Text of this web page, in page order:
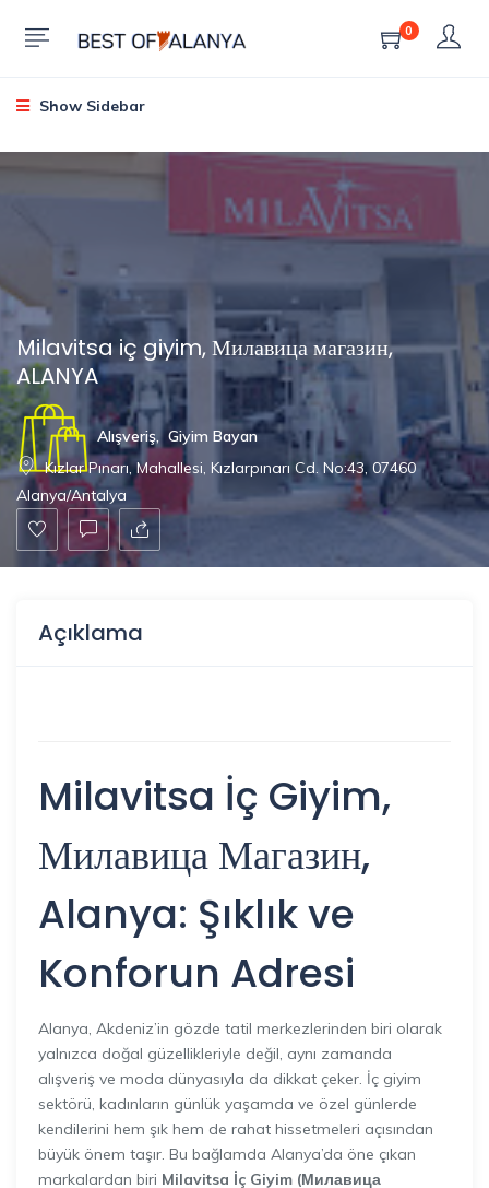
0
Show Sidebar
Milavitsa iç giyim, Милавица магазин,
ALANYA
Alışveriş, Giyim Bayan
Kızlar Pınarı, Mahallesi, Kızlarpınarı Cd. No:43, 07460
Alanya/Antalya
Açıklama
Milavitsa İç Giyim,
Милавица Магазин,
Alanya: Şıklık ve
Konforun Adresi
Alanya, Akdeniz’in gözde tatil merkezlerinden biri olarak
yalnızca doğal güzellikleriyle değil, aynı zamanda
alışveriş ve moda dünyasıyla da dikkat çeker. İç giyim
sektörü, kadınların günlük yaşamda ve özel günlerde
kendilerini hem şık hem de rahat hissetmeleri açısından
büyük önem taşır. Bu bağlamda Alanya’da öne çıkan
markalardan biri Milavitsa İç Giyim (Милавица